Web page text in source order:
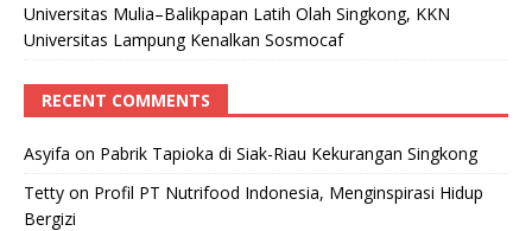
Universitas Mulia–Balikpapan Latih Olah Singkong, KKN
Universitas Lampung Kenalkan Sosmocaf
RECENT COMMENTS
Asyifa on Pabrik Tapioka di Siak-Riau Kekurangan Singkong
Tetty on Profil PT Nutrifood Indonesia, Menginspirasi Hidup
Bergizi